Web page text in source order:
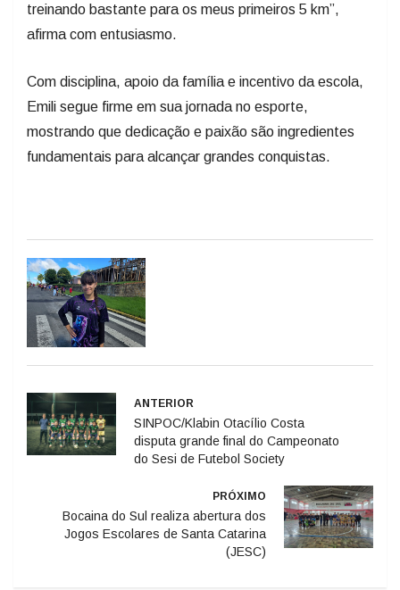
treinando bastante para os meus primeiros 5 km”,
afirma com entusiasmo.
Com disciplina, apoio da família e incentivo da escola,
Emili segue firme em sua jornada no esporte,
mostrando que dedicação e paixão são ingredientes
fundamentais para alcançar grandes conquistas.
ANTERIOR
SINPOC/Klabin Otacílio Costa
disputa grande final do Campeonato
do Sesi de Futebol Society
PRÓXIMO
Bocaina do Sul realiza abertura dos
Jogos Escolares de Santa Catarina
(JESC)